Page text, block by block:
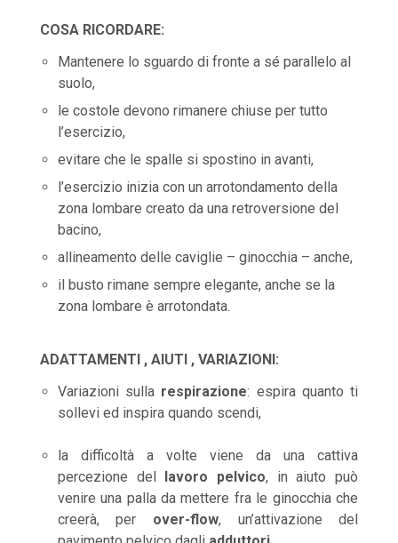
COSA RICORDARE:
Mantenere lo sguardo di fronte a sé parallelo al
suolo,
le costole devono rimanere chiuse per tutto
l’esercizio,
evitare che le spalle si spostino in avanti,
l’esercizio inizia con un arrotondamento della
zona lombare creato da una retroversione del
bacino,
allineamento delle caviglie – ginocchia – anche,
il busto rimane sempre elegante, anche se la
zona lombare è arrotondata.
ADATTAMENTI , AIUTI , VARIAZIONI:
Variazioni sulla respirazione: espira quanto ti
sollevi ed inspira quando scendi,
la difficoltà a volte viene da una cattiva
percezione del lavoro pelvico, in aiuto può
venire una palla da mettere fra le ginocchia che
creerà, per over-flow, un’attivazione del